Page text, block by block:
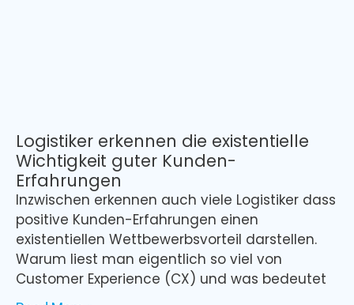
Logistiker erkennen die existentielle
Wichtigkeit guter Kunden-
Erfahrungen
Inzwischen erkennen auch viele Logistiker dass
positive Kunden-Erfahrungen einen
existentiellen Wettbewerbsvorteil darstellen.
Warum liest man eigentlich so viel von
Customer Experience (CX) und was bedeutet